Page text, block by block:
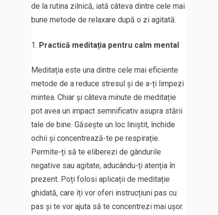
de la rutina zilnică, iată câteva dintre cele mai
bune metode de relaxare după o zi agitată.
Practică meditația pentru calm mental
Meditația este una dintre cele mai eficiente
metode de a reduce stresul și de a-ți limpezi
mintea. Chiar și câteva minute de meditație
pot avea un impact semnificativ asupra stării
tale de bine. Găsește un loc liniștit, închide
ochii și concentrează-te pe respirație.
Permite-ți să te eliberezi de gândurile
negative sau agitate, aducându-ți atenția în
prezent. Poți folosi aplicații de meditație
ghidată, care îți vor oferi instrucțiuni pas cu
pas și te vor ajuta să te concentrezi mai ușor.